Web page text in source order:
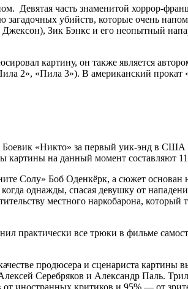
часть знаменитой хоррор-
убийств, которые очень
Зик Бэнкс и его неопытный
картину, он также является
2», «Пила 3»). В американский
«Никто» за первый уик-энд в США
картины на данный момент составляют
Солу» Боб Оденкёрк, а сюжет
однажды, спасая девушку от
местного наркобарона,
все трюки в фильме
продюсера и сценариста
Серебряков и Александр Паль.
иностранных критиков и 95% — от